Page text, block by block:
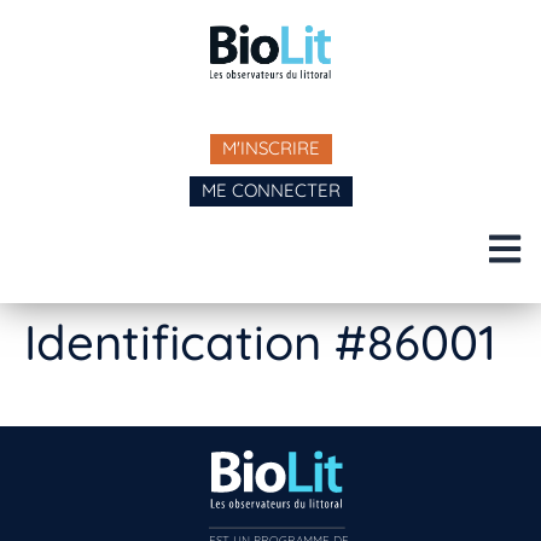
M'INSCRIRE
ME CONNECTER
Identification #86001